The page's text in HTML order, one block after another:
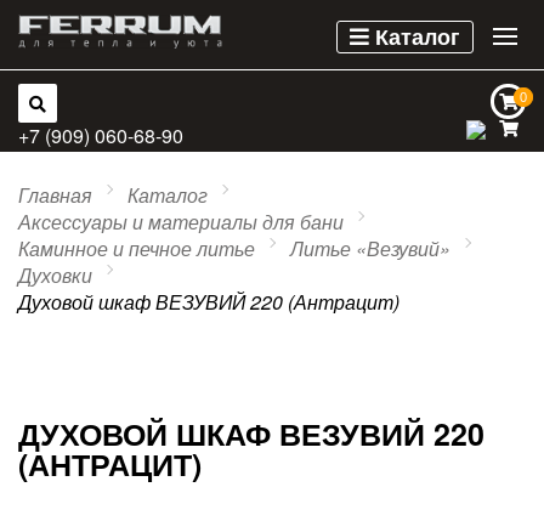
Каталог
0
0
+7 (909) 060-68-90
Главная
Каталог
Аксессуары и материалы для бани
Каминное и печное литье
Литье «Везувий»
Духовки
Духовой шкаф ВЕЗУВИЙ 220 (Антрацит)
ДУХОВОЙ ШКАФ ВЕЗУВИЙ 220
(АНТРАЦИТ)